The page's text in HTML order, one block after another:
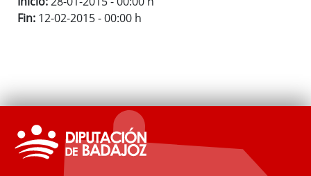
Fin: 12-02-2015 - 00:00 h